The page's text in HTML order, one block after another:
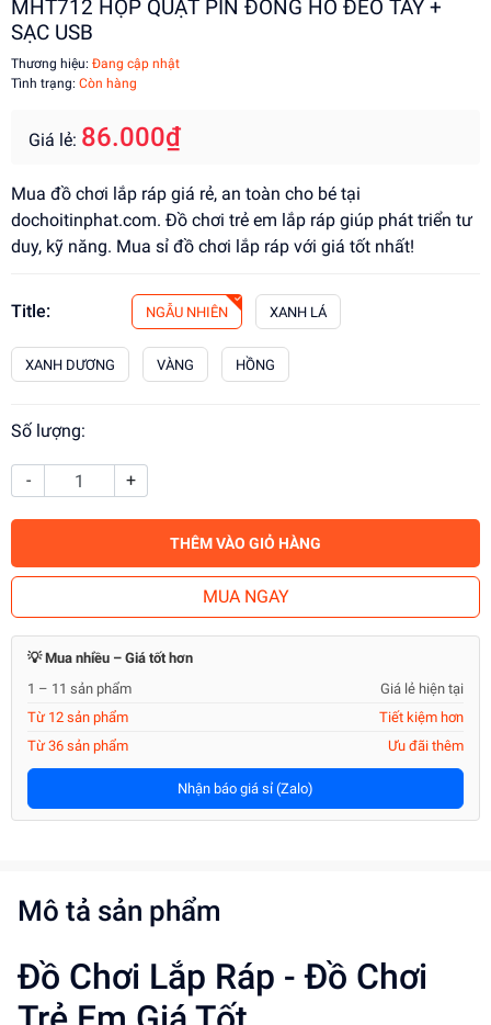
MHT712 HỘP QUẠT PIN ĐỒNG HỒ ĐEO TAY +
SẠC USB
Thương hiệu: Đang cập nhật
Tình trạng: Còn hàng
Giá lẻ: 86.000₫
Mua đồ chơi lắp ráp giá rẻ, an toàn cho bé tại
dochoitinphat.com. Đồ chơi trẻ em lắp ráp giúp phát triển tư
duy, kỹ năng. Mua sỉ đồ chơi lắp ráp với giá tốt nhất!
Title: NGẪU NHIÊN XANH LÁ
XANH DƯƠNG VÀNG HỒNG
Số lượng:
- +
THÊM VÀO GIỎ HÀNG
MUA NGAY
💡 Mua nhiều – Giá tốt hơn
1 – 11 sản phẩm
Giá lẻ hiện tại
Từ 12 sản phẩm
Tiết kiệm hơn
Từ 36 sản phẩm
Ưu đãi thêm
Nhận báo giá sỉ (Zalo)
Mô tả sản phẩm
Đồ Chơi Lắp Ráp - Đồ Chơi